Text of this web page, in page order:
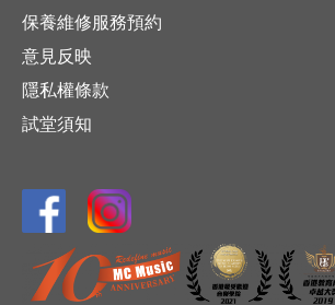
保養維修服務預約
意見反映
隱私權條款
試堂須知